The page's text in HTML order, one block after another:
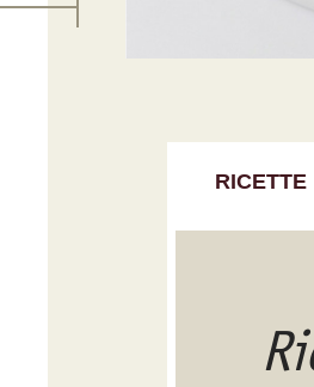
RICETTE